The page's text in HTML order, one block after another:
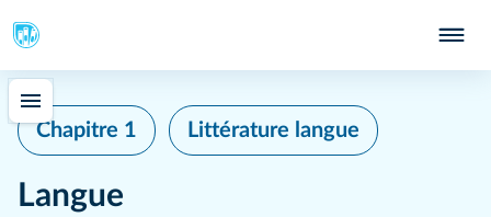
Chapitre 1 Littérature langue
Langue